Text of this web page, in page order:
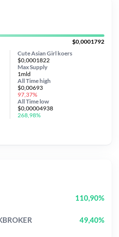
$0,0001792
Cute Asian Girl koers
$0,0001822
Max Supply
1mld
All Timehigh
$0,00693
97,37%
All Time low
$0,00004938
268,98%
110,90%
49,40%